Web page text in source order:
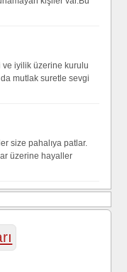
iyilik üzerine kurulu
mutlak suretle sevgi
size pahalıya patlar.
üzerine hayaller